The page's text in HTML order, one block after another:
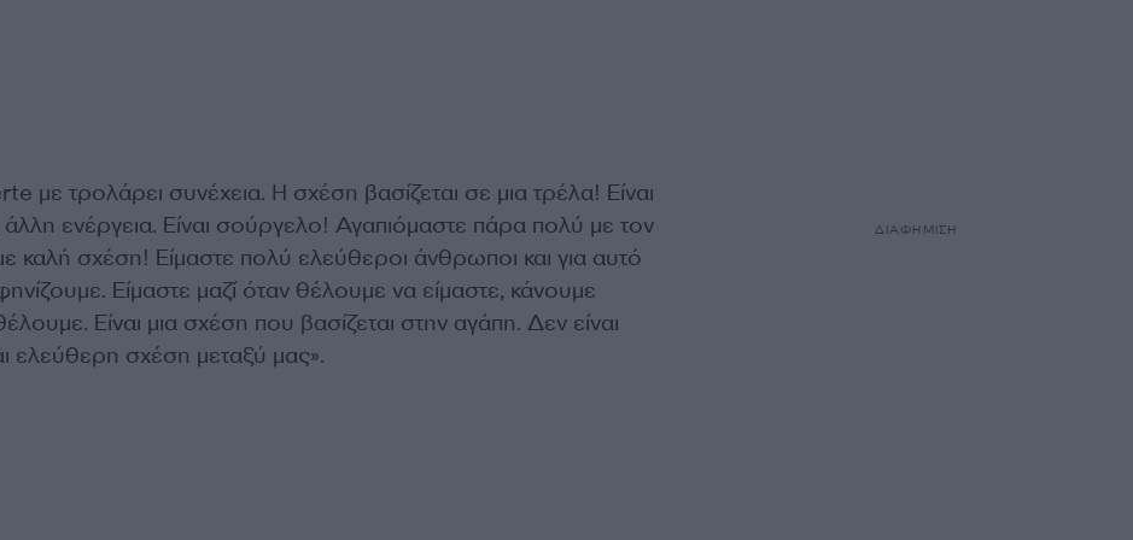
με τρολάρει συνέχεια. Η σχέση βασίζεται σε μια τρέλα! Είναι
ενέργεια. Είναι σούργελο! Αγαπιόμαστε πάρα πολύ με τον
καλή σχέση! Είμαστε πολύ ελεύθεροι άνθρωποι και για αυτό
Είμαστε μαζί όταν θέλουμε να είμαστε, κάνουμε
Είναι μια σχέση που βασίζεται στην αγάπη. Δεν είναι
ελεύθερη σχέση μεταξύ μας».
ΔΙΑΦΗΜΙΣΗ